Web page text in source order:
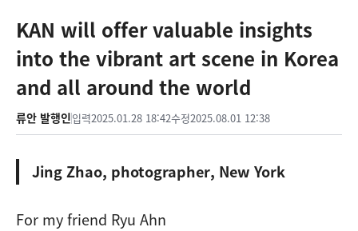
KAN will offer valuable insights
into the vibrant art scene in Korea
and all around the world
류안 발행인입력2025.01.28 18:42수정2025.08.01 12:38
Jing Zhao, photographer, New York
For my friend Ryu Ahn